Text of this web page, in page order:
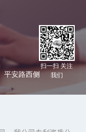
平安路西侧
扫一扫 关注
我们